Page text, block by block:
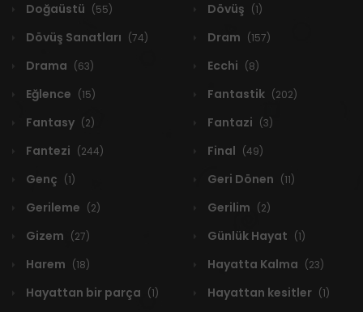
Doğaüstü (55) Dövüş (1)
Dövüş Sanatları (74) Dram (157)
Drama (63) Ecchi (8)
Eğlence (15) Fantastik (202)
Fantasy (2) Fantazi (3)
Fantezi (244) Final (49)
Genç (1) Geri Dönen (11)
Gerileme (2) Gerilim (2)
Gizem (27) Günlük Hayat (1)
Harem (18) Hayatta Kalma (23)
Hayattan bir parça (1) Hayattan kesitler (1)